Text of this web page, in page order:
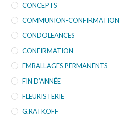
CONCEPTS
COMMUNION-CONFIRMATION
CONDOLEANCES
CONFIRMATION
EMBALLAGES PERMANENTS
FIN D’ANNÉE
FLEURISTERIE
G.RATKOFF